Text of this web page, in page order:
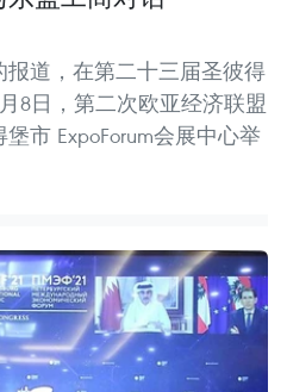
道，在第二十三届圣彼得
8日，第二次欧亚经济联盟
市 ExpoForum会展中心举